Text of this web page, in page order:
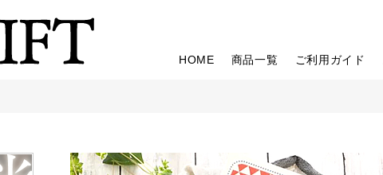
HOME 商品一覧 ご利用ガイド